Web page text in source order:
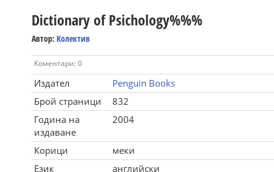
Dictionary of Psichology%%%
Автор: Колектив
Коментари: 0
Издател
Penguin Books
Брой страници
832
Година на
издаване
2004
Корици
меки
Език
английски